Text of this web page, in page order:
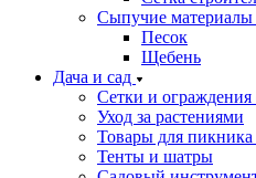
Сыпучие материалы
Песок
Щебень
Дача и сад
Сетки и ограждения
Уход за растениями
Товары для
Тенты и шатры